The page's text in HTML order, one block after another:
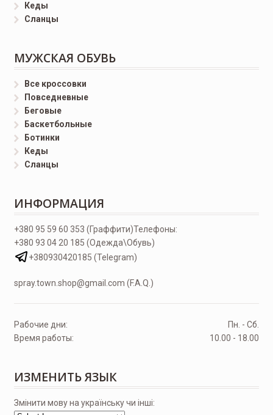
Кеды
Сланцы
МУЖСКАЯ ОБУВЬ
Все кроссовки
Повседневные
Беговые
Баскетбольные
Ботинки
Кеды
Сланцы
ИНФОРМАЦИЯ
Телефоны:
+380 95 59 60 353 (Граффити)
+380 93 04 20 185 (Одежда\Обувь)
+380930420185 (Telegram)
spray.town.shop@gmail.com (F.A.Q.)
Рабочие дни:
Пн. - Сб.
Время работы:
10.00 - 18.00
ИЗМЕНИТЬ ЯЗЫК
Змінити мову на українську чи інші: